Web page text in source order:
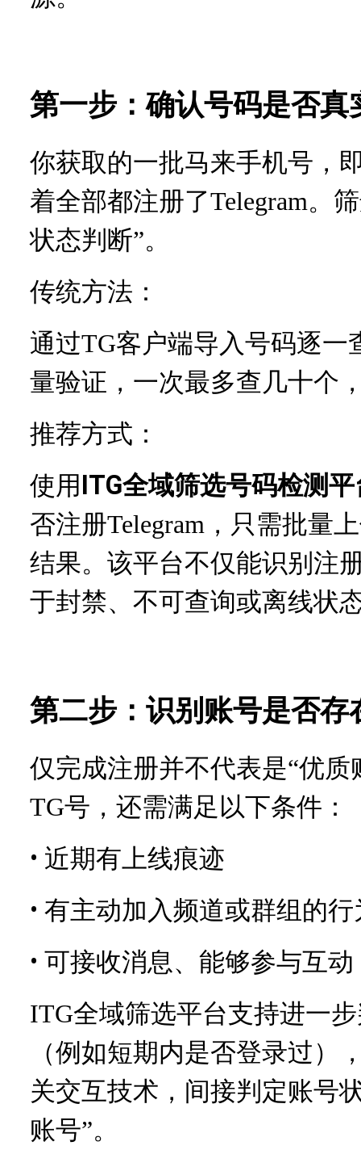
第一步：确认号码是否真
你获取的一批马来手机号，
着全部都注册了Telegram。
状态判断”。
传统方法：
通过TG客户端导入号码逐一
量验证，一次最多查几十个
推荐方式：
使用 ITG全域筛选号码检测
否注册Telegram，只需批量
结果。该平台不仅能识别注
于封禁、不可查询或离线状
第二步：识别账号是否存
仅完成注册并不代表是“优
TG号，还需满足以下条件：
• 近期有上线痕迹
• 有主动加入频道或群组的行
• 可接收消息、能够参与互动
ITG全域筛选平台支持进一
（例如短期内是否登录过）
关交互技术，间接判定账号
账号”。